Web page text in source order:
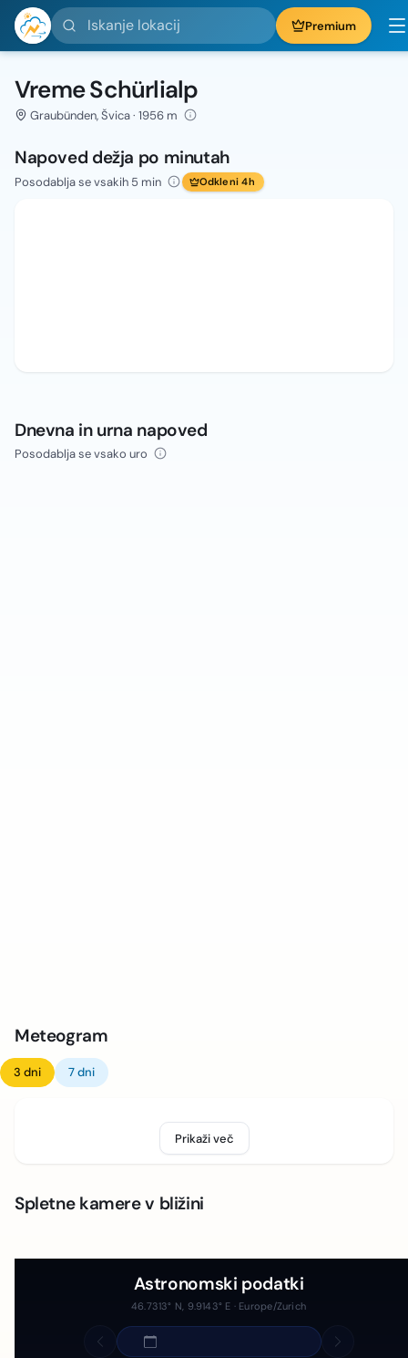
Iskanje lokacij Premium
Vreme Schürlialp
Graubünden, Švica · 1956 m
Napoved dežja po minutah
Posodablja se vsakih 5 min Odkleni 4h
Dnevna in urna napoved
Posodablja se vsako uro
Meteogram
3 dni 7 dni
Prikaži več
Spletne kamere v bližini
Astronomski podatki
46.7313° N, 9.9143° E · Europe/Zurich